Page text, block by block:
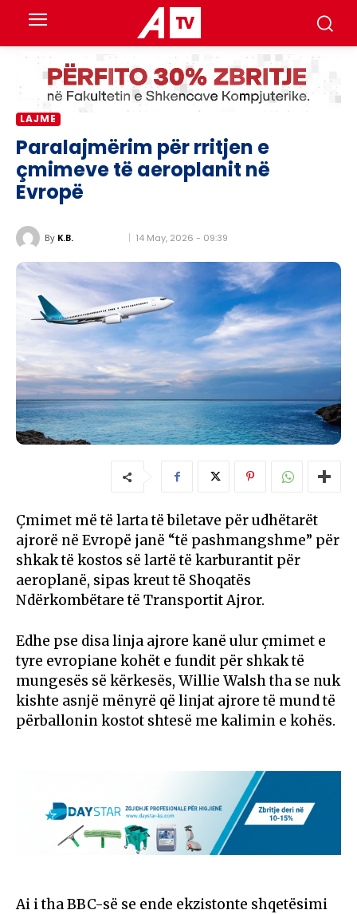
LAJME
Paralajmërim për rritjen e
çmimeve të aeroplanit në
Evropë
By K.B. 14 May, 2026 - 09:39
Çmimet më të larta të biletave për udhëtarët
ajrorë në Evropë janë “të pashmangshme” për
shkak të kostos së lartë të karburantit për
aeroplanë, sipas kreut të Shoqatës
Ndërkombëtare të Transportit Ajror.
Edhe pse disa linja ajrore kanë ulur çmimet e
tyre evropiane kohët e fundit për shkak të
mungesës së kërkesës, Willie Walsh tha se nuk
kishte asnjë mënyrë që linjat ajrore të mund të
përballonin kostot shtesë me kalimin e kohës.
Ai i tha BBC-së se ende ekzistonte shqetësimi